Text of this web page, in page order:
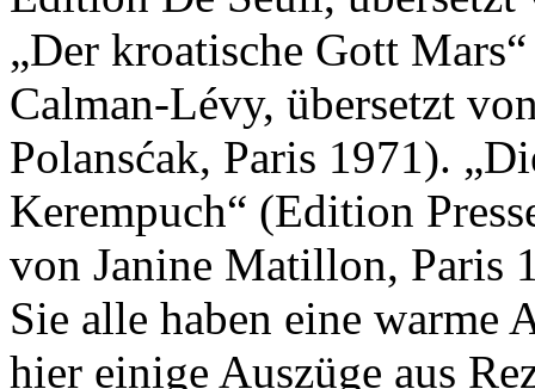
„Der kroatische Gott
Calman-Lévy, übersetzt
Polansćak, Paris 1971).
Kerempuch“ (Edition
von Janine Matillon, Paris
Sie alle haben eine warme
hier einige Auszüge aus